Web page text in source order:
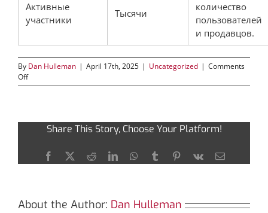
Активные
участники
Тысячи
количество
пользователей
и продавцов.
By Dan Hulleman | April 17th, 2025 | Uncategorized | Comments
Offon
Кракен:
доступа
даркнет
2026
Share This Story, Choose Your Platform!
Facebook
X RedditLinkedInWhatsApp
TumblrPinterest
Vk Email
About the Author: Dan Hulleman